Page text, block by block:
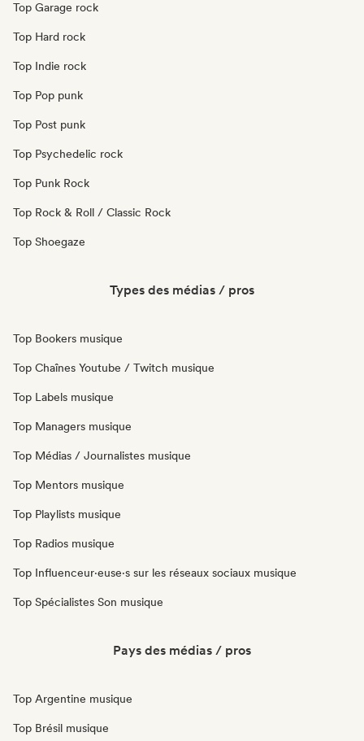
Top Garage rock
Top Hard rock
Top Indie rock
Top Pop punk
Top Post punk
Top Psychedelic rock
Top Punk Rock
Top Rock & Roll / Classic Rock
Top Shoegaze
Types des médias / pros
Top Bookers musique
Top Chaînes Youtube / Twitch musique
Top Labels musique
Top Managers musique
Top Médias / Journalistes musique
Top Mentors musique
Top Playlists musique
Top Radios musique
Top Influenceur·euse·s sur les réseaux sociaux musique
Top Spécialistes Son musique
Pays des médias / pros
Top Argentine musique
Top Brésil musique